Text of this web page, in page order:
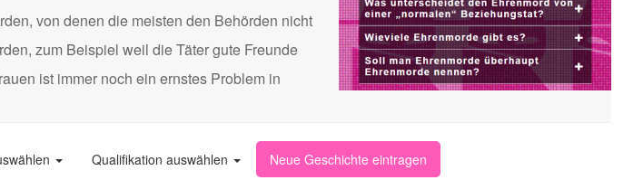
von denen die meisten den Behörden nicht
zum Beispiel weil die Täter gute Freunde
ist immer noch ein ernstes Problem in